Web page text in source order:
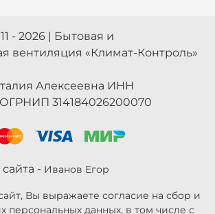
- 2026 | Бытовая и
вентиляция «Климат-Контроль»
Алексеевна ИНН
314184026200070
- Иванов Егор
Вы выражаете согласие на сбор и
персональных данных, в том числе с